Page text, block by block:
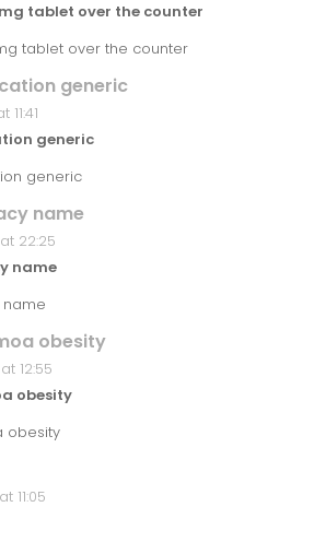
tablet over the counter
tablet over the counter
generic
generic
generic
name
22:25
name
obesity
12:55
obesity
obesity
11:05